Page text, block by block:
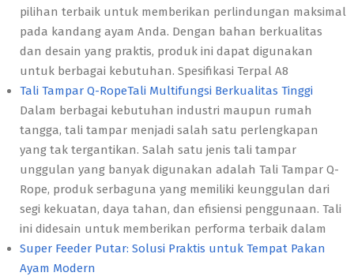
pilihan terbaik untuk memberikan perlindungan maksimal
pada kandang ayam Anda. Dengan bahan berkualitas
dan desain yang praktis, produk ini dapat digunakan
untuk berbagai kebutuhan. Spesifikasi Terpal A8
Tali Tampar Q-RopeTali Multifungsi Berkualitas Tinggi
Dalam berbagai kebutuhan industri maupun rumah
tangga, tali tampar menjadi salah satu perlengkapan
yang tak tergantikan. Salah satu jenis tali tampar
unggulan yang banyak digunakan adalah Tali Tampar Q-
Rope, produk serbaguna yang memiliki keunggulan dari
segi kekuatan, daya tahan, dan efisiensi penggunaan. Tali
ini didesain untuk memberikan performa terbaik dalam
Super Feeder Putar: Solusi Praktis untuk Tempat Pakan
Ayam Modern